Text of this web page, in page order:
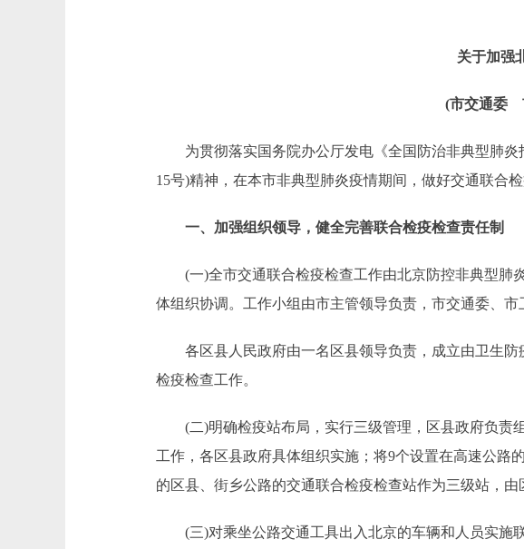
关于加强
(市交通委
为贯彻落实国务院办公厅发电《全国防治非典型肺炎
15号)精神，在本市非典型肺炎疫情期间，做好交通联合
一、加强组织领导，健全完善联合检疫检查责任制
(一)全市交通联合检疫检查工作由北京防控非典型肺
体组织协调。工作小组由市主管领导负责，市交通委、
各区县人民政府由一名区县领导负责，成立由卫生防
检疫检查工作。
(二)明确检疫站布局，实行三级管理，区县政府负责
工作，各区县政府具体组织实施；将9个设置在高速公路
的区县、街乡公路的交通联合检疫检查站作为三级站，由
(三)对乘坐公路交通工具出入北京的车辆和人员实施